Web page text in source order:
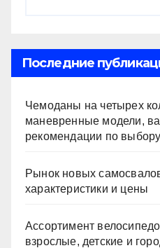
Последние
Чемоданы на четырех
маневренные модели,
рекомендации по выбору
Рынок новых
характеристики и цены
Ассортимент
взрослые, детские и